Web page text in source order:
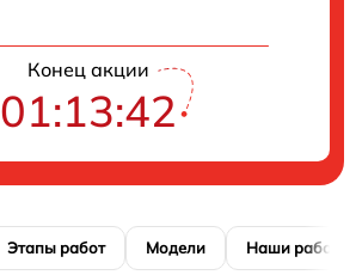
Конец акции
01:13:42
Этапы работ Модели Наши работы